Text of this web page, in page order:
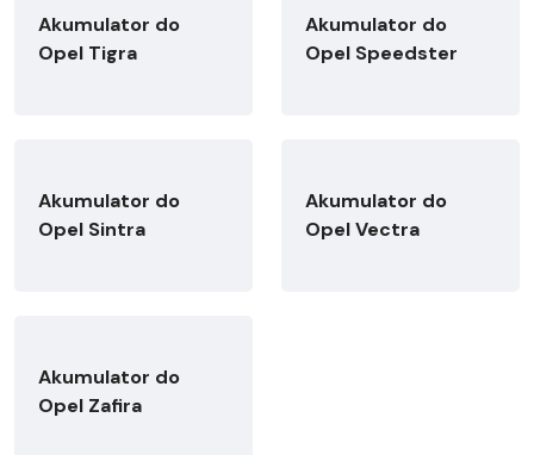
Akumulator do
Opel Tigra
Akumulator do
Opel Speedster
Akumulator do
Opel Sintra
Akumulator do
Opel Vectra
Akumulator do
Opel Zafira